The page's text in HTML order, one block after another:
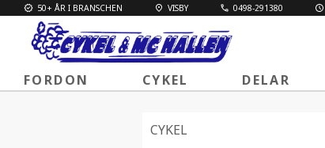
50+ ÅR I BRANSCHEN VISBY 0498-291380
FORDON CYKEL DELAR
CYKEL